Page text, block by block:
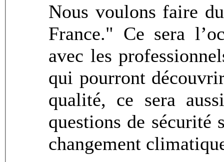
Nous voulons faire
France." Ce sera
avec les
qui pourront
qualité, ce sera
questions de sécurité
changement